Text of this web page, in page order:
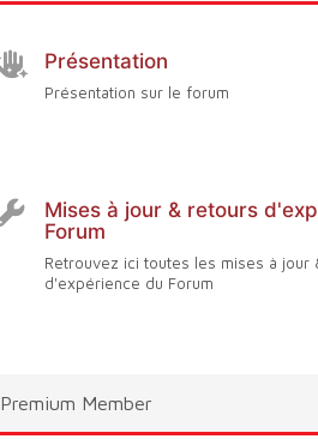
Présentation
Présentation sur le forum
Mises à jour & retours
Forum
Retrouvez ici toutes les mises à jour
d'expérience du Forum
Premium Member